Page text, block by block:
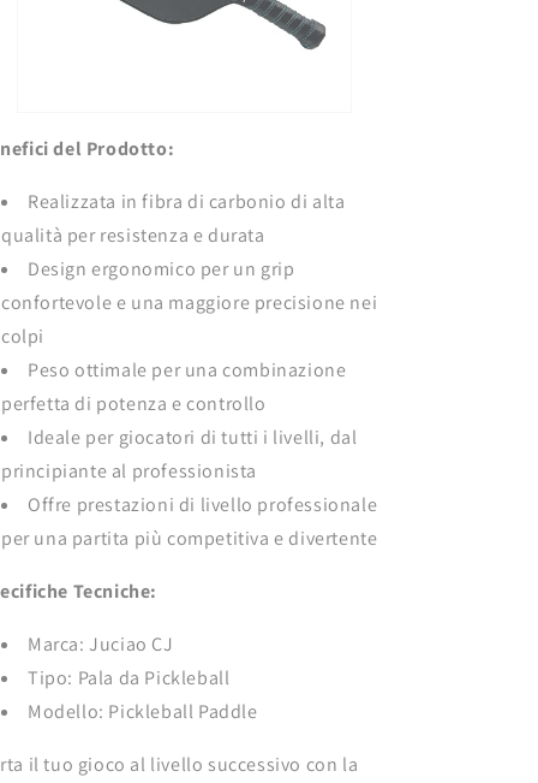
del Prodotto:
Realizzata in fibra di carbonio di alta
qualità per resistenza e durata
Design ergonomico per un grip
confortevole e una maggiore precisione nei
colpi
Peso ottimale per una combinazione
perfetta di potenza e controllo
Ideale per giocatori di tutti i livelli, dal
principiante al professionista
Offre prestazioni di livello professionale
per una partita più competitiva e divertente
Tecniche:
Marca: Juciao CJ
Tipo: Pala da Pickleball
Modello: Pickleball Paddle
il tuo gioco al livello successivo con la